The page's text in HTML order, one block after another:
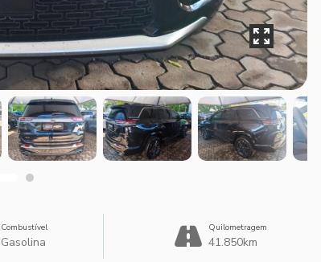
Combustível
Gasolina
Quilometragem
41.850km